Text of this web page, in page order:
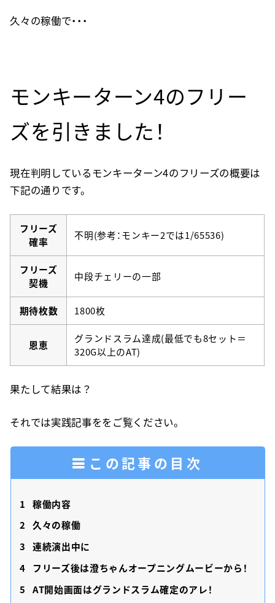
久々の稼働で・・・
モンキーターン4のフリー
ズを引きました！
現在判明しているモンキーターン4のフリーズの概要は
下記の通りです。
フリーズ
確率
不明(参考：モンキー2では1/65536)
フリーズ
契機
中段チェリーの一部
期待枚数 1800枚
恩恵
グランドスラム達成(最低でも8セット＝
320G以上のAT)
果たして結果は？
それでは実践記事ををご覧ください。
この記事の目次
1
稼働内容
2
久々の稼働
3
連続演出中に
4
フリーズ後は澄ちゃんオープニングムービーから！
5
AT開始画面はグランドスラム確定のアレ！